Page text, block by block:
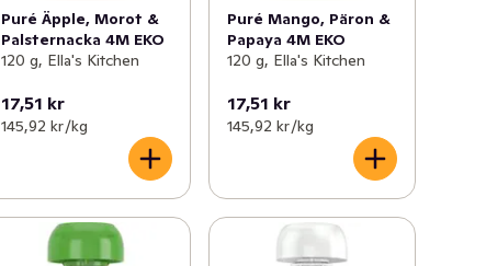
Puré Äpple, Morot &
Palsternacka 4M EKO
120 g, Ella's Kitchen
17,51 kr
145,92 kr /kg
Puré Mango, Päron &
Papaya 4M EKO
120 g, Ella's Kitchen
17,51 kr
145,92 kr /kg